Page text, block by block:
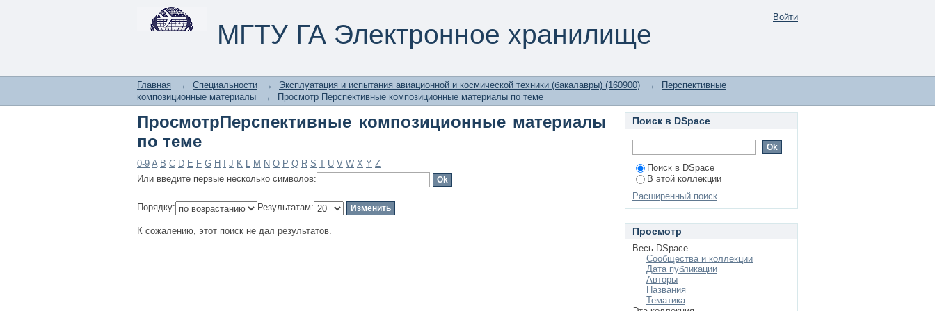
МГТУ ГА Электронное хранилище
ПросмотрПерспективные композиционные материалы по теме Войти
Главная → Специальности → Эксплуатация и испытания авиационной и космической техники (бакалавры) (160900) →
Перспективные
композиционные материалы
→ Просмотр Перспективные композиционные материалы по теме
ПросмотрПерспективные композиционные материалы
по теме
0-9 A B C D E F G H J K L M N O P Q R S T U V W X Y Z
Или введите первые несколько символов:
Порядку: Результатам:
К сожалению, этот поиск не дал результатов.
Поиск в DSpace
Поиск в DSpace
В этой коллекции
Расширенный поиск
Просмотр
Весь DSpace
Сообщества и коллекции
Дата публикации
Авторы
Названия
Тематика